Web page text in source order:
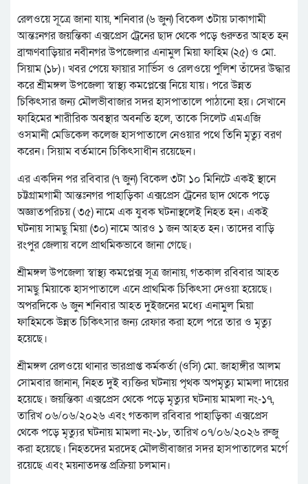
রেলওয়ে সূত্রে জানা যায়, শনিবার (৬ জুন) বিকেল ৩টায় ঢাকাগামী
আন্তঃনগর জয়ন্তিকা এক্সপ্রেস ট্রেনের ছাদ থেকে পড়ে গুরুতর আহত হন
ব্রাহ্মণবাড়িয়ার নবীনগর উপজেলার এনামুল মিয়া ফাহিম (২৫) ও মো.
সিয়াম (১৮)। খবর পেয়ে ফায়ার সার্ভিস ও রেলওয়ে পুলিশ তাঁদের উদ্ধার
করে শ্রীমঙ্গল উপজেলা স্বাস্থ্য কমপ্লেক্সে নিয়ে যায়। পরে উন্নত
চিকিৎসার জন্য মৌলভীবাজার সদর হাসপাতালে পাঠানো হয়। সেখানে
ফাহিমের শারীরিক অবস্থার অবনতি হলে, তাকে সিলেট এমএজি
ওসমানী মেডিকেল কলেজ হাসপাতালে নেওয়ার পথে তিনি মৃত্যু বরণ
করেন। সিয়াম বর্তমানে চিকিৎসাধীন রয়েছেন।
এর একদিন পর রবিবার (৭ জুন) বিকেল ৩টা ১০ মিনিটে একই স্থানে
চট্টগ্রামগামী আন্তঃনগর পাহাড়িকা এক্সপ্রেস ট্রেনের ছাদ থেকে পড়ে
অজ্ঞাতপরিচয় ( ৩৫) নামে এক যুবক ঘটনাস্থলেই নিহত হন। একই
ঘটনায় সামছু মিয়া (৩০) নামে আরও ১ জন আহত হন। তাদের বাড়ি
রংপুর জেলায় বলে প্রাথমিকভাবে জানা গেছে।
শ্রীমঙ্গল উপজেলা স্বাস্থ্য কমপ্লেক্স সূত্র জানায়, গতকাল রবিবার আহত
সামছু মিয়াকে হাসপাতালে এনে প্রাথমিক চিকিৎসা দেওয়া হয়েছে।
অপরদিকে ৬ জুন শনিবার আহত দুইজনের মধ্যে এনামুল মিয়া
ফাহিমকে উন্নত চিকিৎসার জন্য রেফার করা হলে পরে তার ও মৃত্যু
হয়েছে।
শ্রীমঙ্গল রেলওয়ে থানার ভারপ্রাপ্ত কর্মকর্তা (ওসি) মো. জাহাঙ্গীর আলম
সোমবার জানান, নিহত দুই ব্যক্তির ঘটনায় পৃথক অপমৃত্যু মামলা দায়ের
হয়েছে। জয়ন্তিকা এক্সপ্রেস থেকে পড়ে মৃত্যুর ঘটনায় মামলা নং-১৭,
তারিখ ০৬/০৬/২০২৬ এবং গতকাল রবিবার পাহাড়িকা এক্সপ্রেস
থেকে পড়ে মৃত্যুর ঘটনায় মামলা নং-১৮, তারিখ ০৭/০৬/২০২৬ রুজু
করা হয়েছে। নিহতদের মরদেহ মৌলভীবাজার সদর হাসপাতালের মর্গে
রয়েছে এবং ময়নাতদন্ত প্রক্রিয়া চলমান।